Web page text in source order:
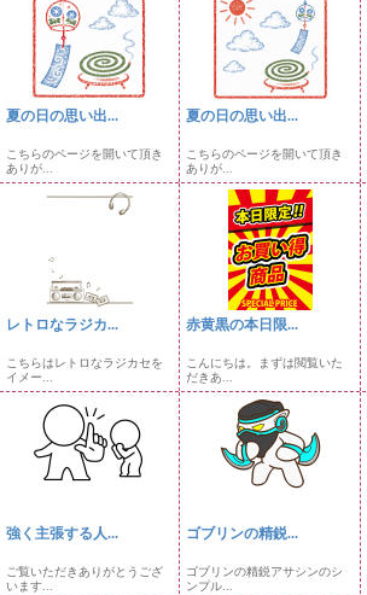
夏の日の思い出...
こちらのページを開いて頂き
ありが...
夏の日の思い出...
こちらのページを開いて頂き
ありが...
レトロなラジカ...
こちらはレトロなラジカセを
イメー...
赤黄黒の本日限...
こんにちは。まずは閲覧いた
だきあ...
強く主張する人...
ご覧いただきありがとうござ
います...
ゴブリンの精鋭...
ゴブリンの精鋭アサシンのシ
ンプル...